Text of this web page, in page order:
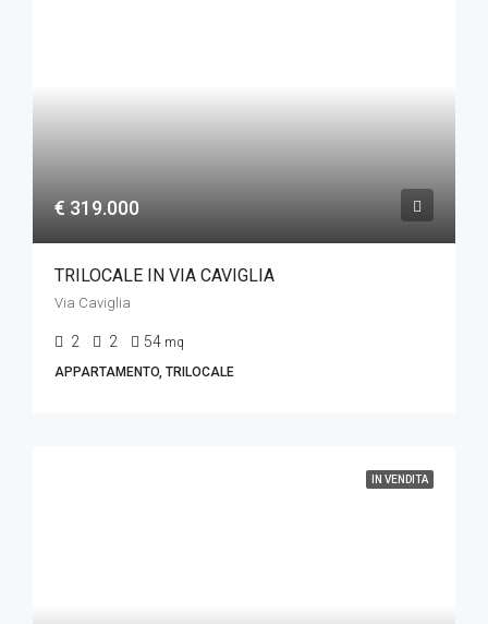
€ 319.000
TRILOCALE IN VIA CAVIGLIA
Via Caviglia
2 2 54 mq
APPARTAMENTO, TRILOCALE
IN VENDITA